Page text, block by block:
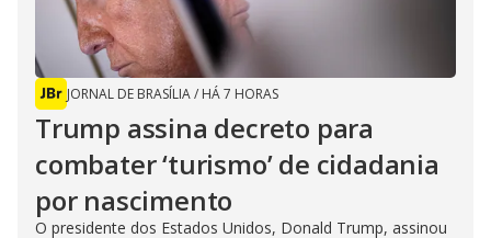
JORNAL DE BRASÍLIA/ HÁ 7 HORAS
Trump assina decreto para
combater ‘turismo’ de cidadania
por nascimento
O presidente dos Estados Unidos, Donald Trump, assinou